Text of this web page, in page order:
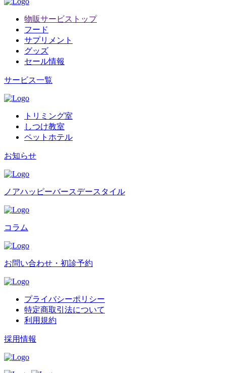
物販サービストップ
フード
サプリメント
グッズ
セール情報
サービス一覧
トリミング室
しつけ教室
ペットホテル
お知らせ
ノアハッピーバースデースタイル
コラム
お問い合わせ・初診予約
プライバシーポリシー
特定商取引法について
利用規約
採用情報